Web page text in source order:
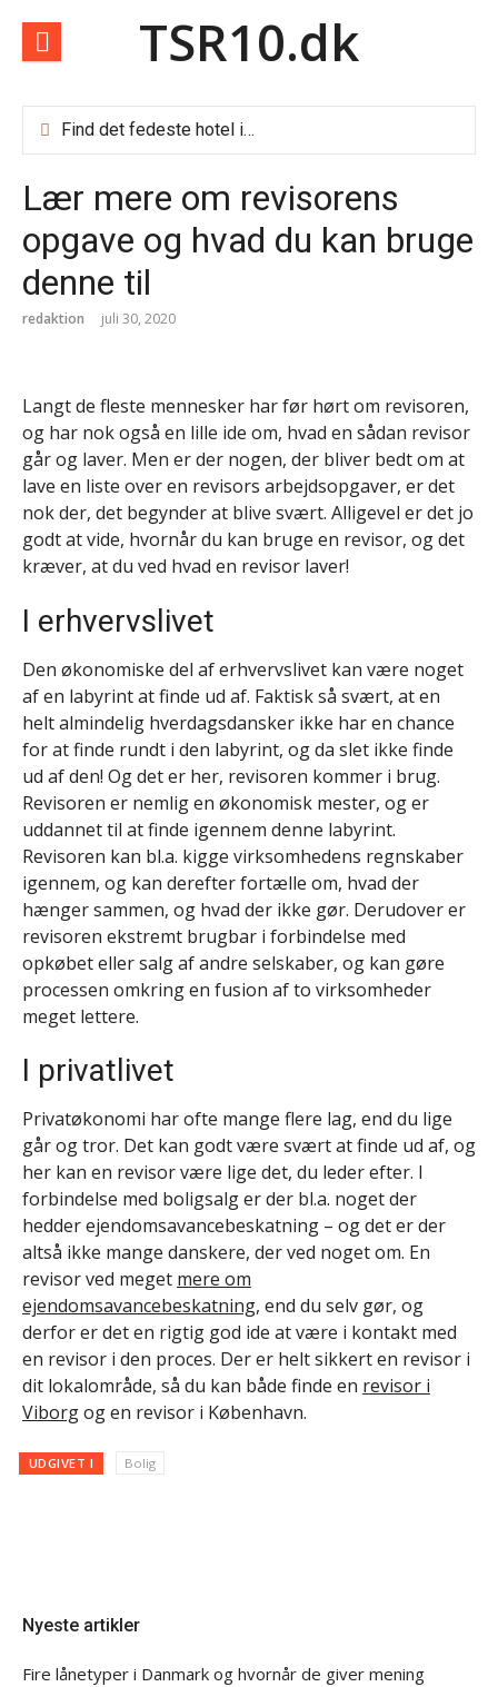
indhold
TSR10.dk
Find det fedeste hotel i Dubai
Sådan finder du de billige weekendophold
Rom i foråret
Forbrugslån og RKI lån
Vælg Doro som senior mobil
Billige afbudsrejser
Rejseforsikring til ældre
Det tekniske fundament bag en velfungerende hjemmeside
Lær mere om revisorens
opgave og hvad du kan bruge
denne til
redaktion juli 30, 2020
Langt de fleste mennesker har før hørt om revisoren,
og har nok også en lille ide om, hvad en sådan revisor
går og laver. Men er der nogen, der bliver bedt om at
lave en liste over en revisors arbejdsopgaver, er det
nok der, det begynder at blive svært. Alligevel er det jo
godt at vide, hvornår du kan bruge en revisor, og det
kræver, at du ved hvad en revisor laver!
I erhvervslivet
Den økonomiske del af erhvervslivet kan være noget
af en labyrint at finde ud af. Faktisk så svært, at en
helt almindelig hverdagsdansker ikke har en chance
for at finde rundt i den labyrint, og da slet ikke finde
ud af den! Og det er her, revisoren kommer i brug.
Revisoren er nemlig en økonomisk mester, og er
uddannet til at finde igennem denne labyrint.
Revisoren kan bl.a. kigge virksomhedens regnskaber
igennem, og kan derefter fortælle om, hvad der
hænger sammen, og hvad der ikke gør. Derudover er
revisoren ekstremt brugbar i forbindelse med
opkøbet eller salg af andre selskaber, og kan gøre
processen omkring en fusion af to virksomheder
meget lettere.
I privatlivet
Privatøkonomi har ofte mange flere lag, end du lige
går og tror. Det kan godt være svært at finde ud af, og
her kan en revisor være lige det, du leder efter. I
forbindelse med boligsalg er der bl.a. noget der
hedder ejendomsavancebeskatning – og det er der
altså ikke mange danskere, der ved noget om. En
revisor ved meget mere om
ejendomsavancebeskatning, end du selv gør, og
derfor er det en rigtig god ide at være i kontakt med
en revisor i den proces. Der er helt sikkert en revisor i
dit lokalområde, så du kan både finde en revisor i
Viborgog en revisor i København.
UDGIVET I Bolig
Nyeste artikler
Fire lånetyper i Danmark og hvornår de giver mening